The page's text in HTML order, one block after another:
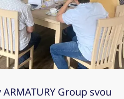
Group svou